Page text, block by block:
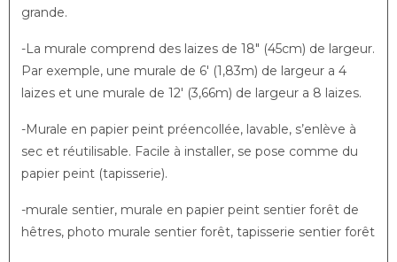
grande.
-La murale comprend des laizes de 18″ (45cm) de largeur.
Par exemple, une murale de 6′ (1,83m) de largeur a 4
laizes et une murale de 12′ (3,66m) de largeur a 8 laizes.
-Murale en papier peint préencollée, lavable, s’enlève à
sec et réutilisable. Facile à installer, se pose comme du
papier peint (tapisserie).
-murale sentier, murale en papier peint sentier forêt de
hêtres, photo murale sentier forêt, tapisserie sentier forêt